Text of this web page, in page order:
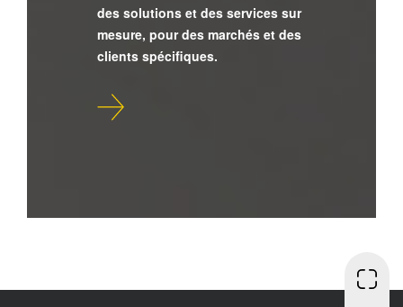
des solutions et des services sur
mesure, pour des marchés et des
clients spécifiques.